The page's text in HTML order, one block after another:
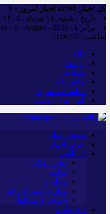
کل اخبار اخبار امروز : 0
تاریخ : شنبه, ۱۷ مرداد , ۱۴۰۵
برابر با : Saturday - 8 - August - 2026
ساعت : 21:06:58
خانه
پیوندها
تبلیغات
تماس با ما
شناسنامه سایت
آگهی های دولتی
صفحه اصلی
آخرین اخبار
*سیاسی
رهبر انقلاب
دولت
مجلس
وزارت امور خارجه
احزاب و تشکلها
*اقتصادی